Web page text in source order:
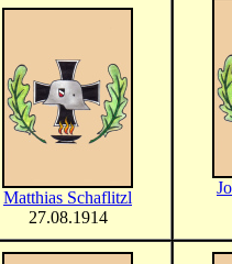
Matthias Schaflitzl
27.08.1914